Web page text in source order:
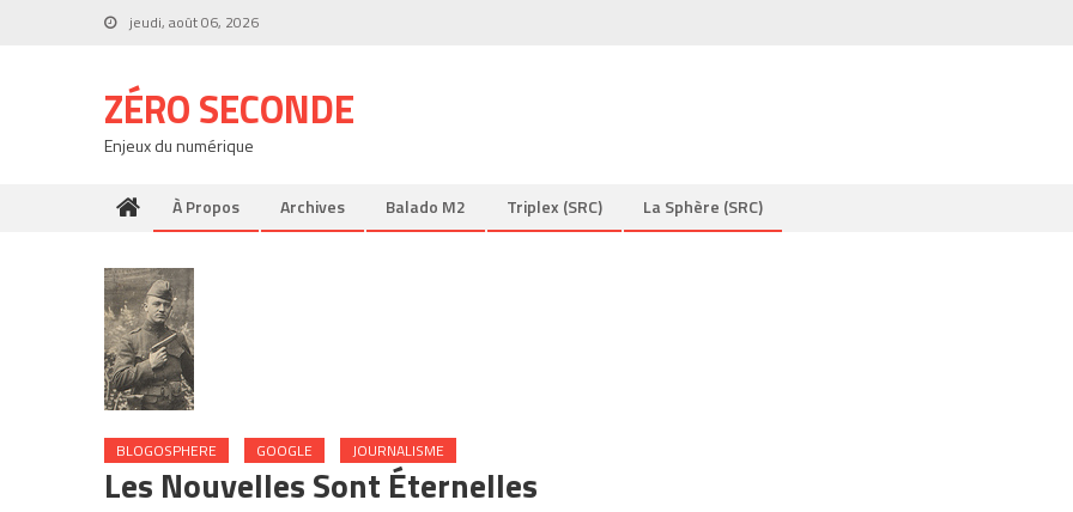
jeudi, août 06, 2026
ZÉRO SECONDE
Enjeux du numérique
À Propos Archives Balado M2 Triplex (SRC) La Sphère (SRC)
BLOGOSPHERE GOOGLE JOURNALISME
Les Nouvelles Sont Éternelles